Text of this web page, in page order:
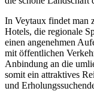
In Veytaux findet man
Hotels, die regionale
einen angenehmen
mit öffentlichen
Anbindung an die
somit ein attraktives
und